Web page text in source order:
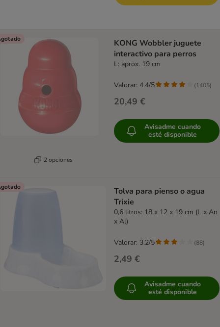
2 opciones
KONG Wobbler juguete
interactivo para perros
L: aprox. 19 cm
20,49 €
Valorar: 4.4/5 (1405)
Avisadme cuando
esté disponible
Tolva para pienso o agua
Trixie
0,6 litros: 18 x 12 x 19 cm (L x An
x Al)
2,49 €
Valorar: 3.2/5 (88)
Avisadme cuando
esté disponible